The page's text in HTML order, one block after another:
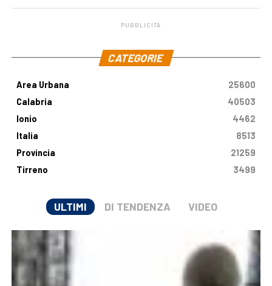
PUBBLICITÀ
CATEGORIE
Area Urbana
25600
Calabria
40503
Ionio
4462
Italia
8513
Provincia
21259
Tirreno
3499
ULTIMI DI TENDENZA VIDEO